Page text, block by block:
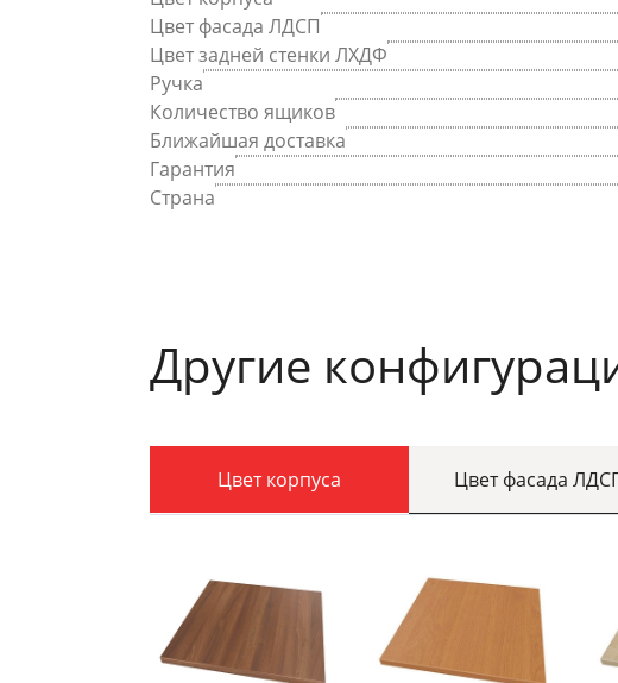
Цвет фасада ЛДСП
Цвет задней стенки ЛХДФ
Ручка
Количество ящиков
Ближайшая доставка
Гарантия
Страна
Другие
Цвет корпуса Цвет фасада